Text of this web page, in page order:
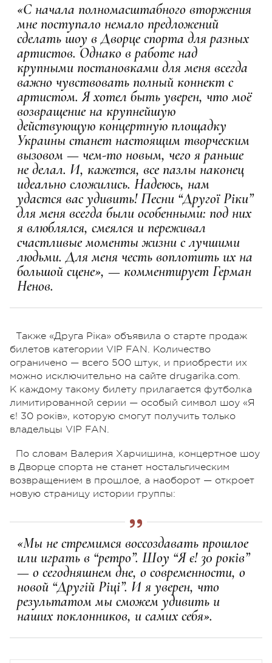
«С начала полномасштабного вторжения
мне поступало немало предложений
сделать шоу в Дворце спорта для разных
артистов. Однако в работе над
крупными постановками для меня всегда
важно чувствовать полный коннект с
артистом. Я хотел быть уверен, что моё
возвращение на крупнейшую
действующую концертную площадку
Украины станет настоящим творческим
вызовом — чем-то новым, чего я раньше
не делал. И, кажется, все пазлы наконец
идеально сложились. Надеюсь, нам
удастся вас удивить! Песни “Другої Ріки”
для меня всегда были особенными: под них
я влюблялся, смеялся и переживал
счастливые моменты жизни с лучшими
людьми. Для меня честь воплотить их на
большой сцене», — комментирует Герман
Ненов.
Также «Друга Ріка» объявила о старте продаж
билетов категории VIP FAN. Количество
ограничено — всего 500 штук, и приобрести их
можно исключительно на сайте drugarika.com.
К каждому такому билету прилагается футболка
лимитированной серии — особый символ шоу «Я
є! 30 років», которую смогут получить только
владельцы VIP FAN.
По словам Валерия Харчишина, концертное шоу
в Дворце спорта не станет ностальгическим
возвращением в прошлое, а наоборот — откроет
новую страницу истории группы:
«Мы не стремимся воссоздавать прошлое
или играть в “ретро”. Шоу “Я є! 30 років”
— о сегодняшнем дне, о современности, о
новой “Другій Ріці”. И я уверен, что
результатом мы сможем удивить и
наших поклонников, и самих себя».